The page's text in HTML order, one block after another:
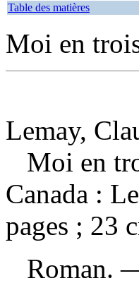
Table des matières
Moi en
Lemay,
Moi en
Canada :
pages ; 23
Roman.